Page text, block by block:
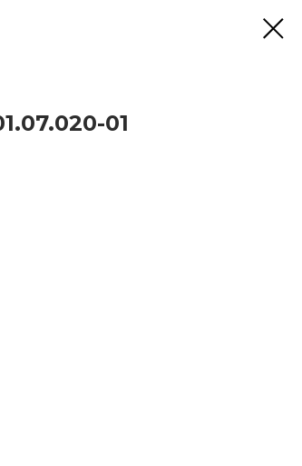
01